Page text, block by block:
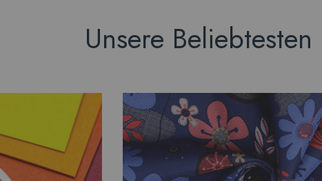
Unsere Beliebtesten